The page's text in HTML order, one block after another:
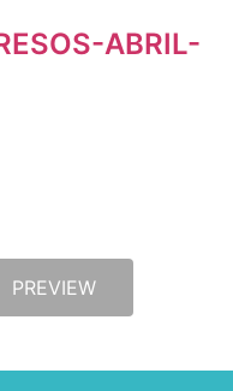
ABRIL-
PREVIEW